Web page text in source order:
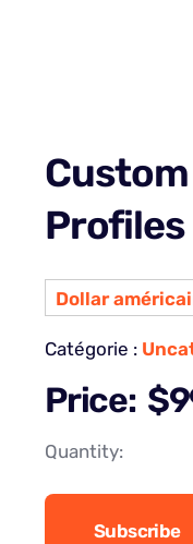
Profiles
Price: $
Quantity:
Subscribe
Dollar
Catégorie :